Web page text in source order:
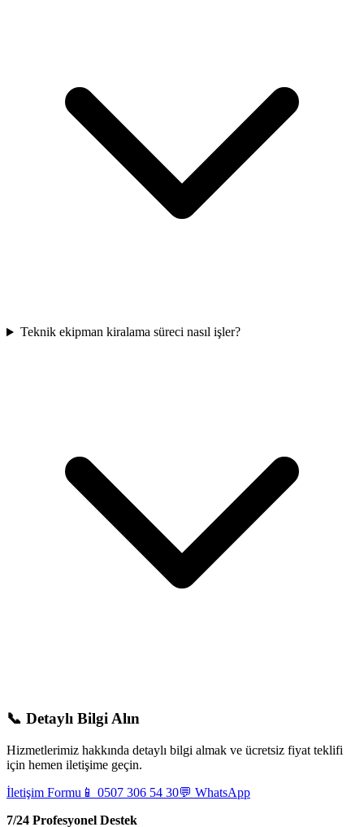
Teknik ekipman kiralama süreci nasıl işler?
📞 Detaylı Bilgi Alın
Hizmetlerimiz hakkında detaylı bilgi almak ve ücretsiz fiyat teklifi
için hemen iletişime geçin.
İletişim Formu 📱 0507 306 54 30💬 WhatsApp
7/24 Profesyonel Destek